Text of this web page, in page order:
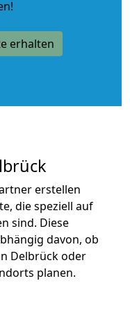
erhalten
erstellen
die speziell auf
sind. Diese
davon, ob
Delbrück oder
planen.